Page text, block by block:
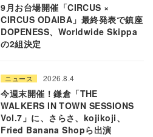
9月お台場開催「CIRCUS ×
CIRCUS ODAIBA」最終発表で鎮座
DOPENESS、Worldwide Skippa
の2組決定
ニュース 2026.8.4
今週末開催！鎌倉「THE
WALKERS IN TOWN SESSIONS
Vol.7」に、さらさ、kojikoji、
Fried Banana Shopら出演